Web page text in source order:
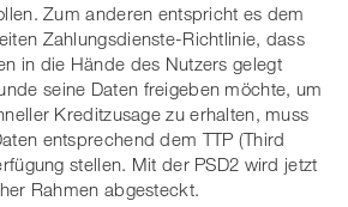
Zum anderen entspricht es dem
Zahlungsdienste-Richtlinie, dass
in die Hände des Nutzers gelegt
seine Daten freigeben möchte, um
Kreditzusage zu erhalten, muss
entsprechend dem TTP (Third
stellen. Mit der PSD2 wird jetzt
Rahmen abgesteckt.